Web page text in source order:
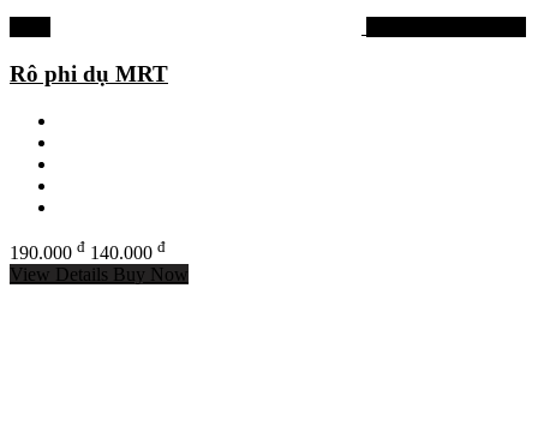
Rô phi dụ MRT
190.000 đ 140.000 đ
View Details Buy Now